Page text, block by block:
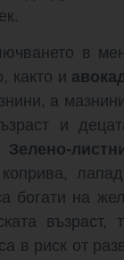
в
както и
а
и
Зелено-
богати на
възраст,
в риск от